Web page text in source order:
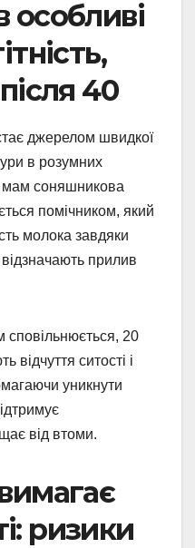
особливі
40
джерелом швидкої
в розумних
мам соняшникова
помічником, який
молока завдяки
прилив
сповільнюється, 20
відчуття ситості і
уникнути
від втоми.
ризики